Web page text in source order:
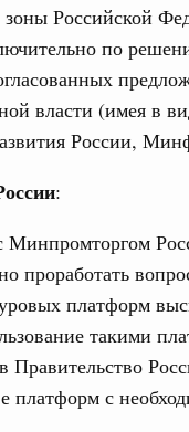
зоны Российской
по
власти (имея в
России,
:
Минпромторгом
проработать
платформ
такими
Правительство
платформ с
мая, пятница
по
комиссии
развития
марта, среда
поручения
в